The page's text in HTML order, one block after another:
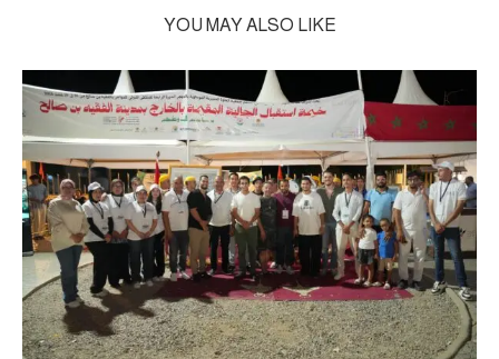
YOU MAY ALSO LIKE